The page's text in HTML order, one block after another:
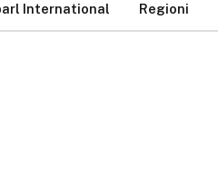
International Regioni